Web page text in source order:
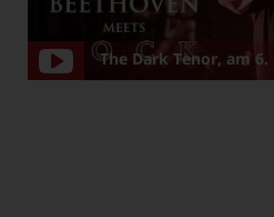
The Dark Tenor, am 6.